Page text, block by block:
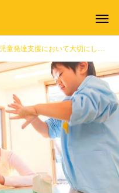
児童発達支援において大切にしたい「6つの視点（F-Words）」とは？わかりやすく解説